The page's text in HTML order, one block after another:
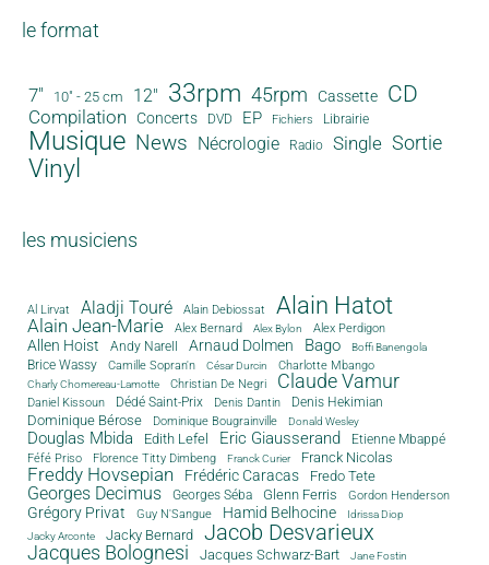
le format
7" 10" - 25 cm 12" 33rpm 45rpm Cassette CD
Compilation Concerts DVD EP Fichiers Librairie
Musique News Nécrologie Radio Single Sortie
Vinyl
les musiciens
Al Lirvat Aladji Touré Alain Debiossat Alain Hatot
Alain Jean-Marie Alex Bernard Alex Bylon Alex Perdigon
Allen Hoist Andy Narell Arnaud Dolmen Bago Boffi Banengola
Brice Wassy Camille Sopran'n César Durcin Charlotte Mbango
Charly Chomereau-Lamotte Christian De Negri Claude Vamur
Daniel Kissoun Dédé Saint-Prix Denis Dantin Denis Hekimian
Dominique Bérose Dominique Bougrainville Donald Wesley
Douglas Mbida Edith Lefel Eric Giausserand Etienne Mbappé
Féfé Priso Florence Titty Dimbeng Franck Curier Franck Nicolas
Freddy Hovsepian Frédéric Caracas Fredo Tete
Georges Decimus Georges Séba Glenn Ferris Gordon Henderson
Grégory Privat Guy N'Sangue Hamid Belhocine
Idrissa Diop
Jacky Arconte
Jacky Bernard Jacob Desvarieux
Jacques Bolognesi Jacques Schwarz-Bart Jane Fostin